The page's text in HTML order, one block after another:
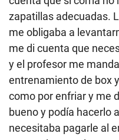
zapatillas adecuadas.
me obligaba a
me di cuenta que
y el profesor me
entrenamiento de box
como por enfriar y me
bueno y podía hacerlo
necesitaba pagarle al